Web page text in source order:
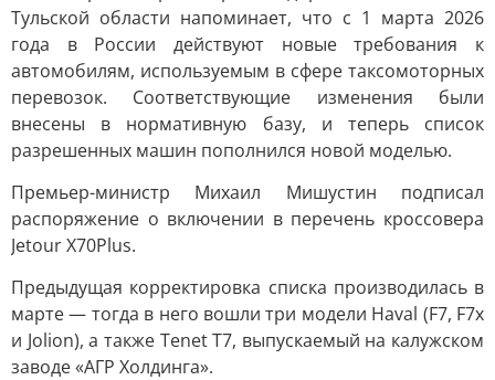
Тульской области напоминает, что с 1 марта 2026
года в России действуют новые требования к
автомобилям, используемым в сфере таксомоторных
перевозок. Соответствующие изменения были
внесены в нормативную базу, и теперь список
разрешенных машин пополнился новой моделью.
Премьер-министр Михаил Мишустин подписал
распоряжение о включении в перечень кроссовера
Jetour X70Plus.
Предыдущая корректировка списка производилась в
марте — тогда в него вошли три модели Haval (F7, F7x
и Jolion), а также Tenet T7, выпускаемый на калужском
заводе «АГР Холдинга».